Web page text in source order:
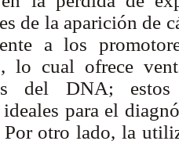
de la aparición de
a los
lo cual ofrece
del DNA; estos
para el
Por otro lado, la